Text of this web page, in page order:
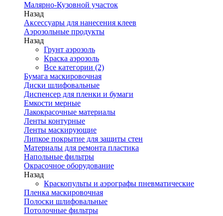
Малярно-Кузовной участок
Назад
Аксессуары для нанесения клеев
Аэрозольные продукты
Назад
Грунт аэрозоль
Краска аэрозоль
Все категории (2)
Бумага маскировочная
Диски шлифовальные
Диспенсер для пленки и бумаги
Емкости мерные
Лакокрасочные материалы
Ленты контурные
Ленты маскирующие
Липкое покрытие для защиты стен
Материалы для ремонта пластика
Напольные фильтры
Окрасочное оборудование
Назад
Краскопульты и аэрографы пневматические
Пленка маскировочная
Полоски шлифовальные
Потолочные фильтры